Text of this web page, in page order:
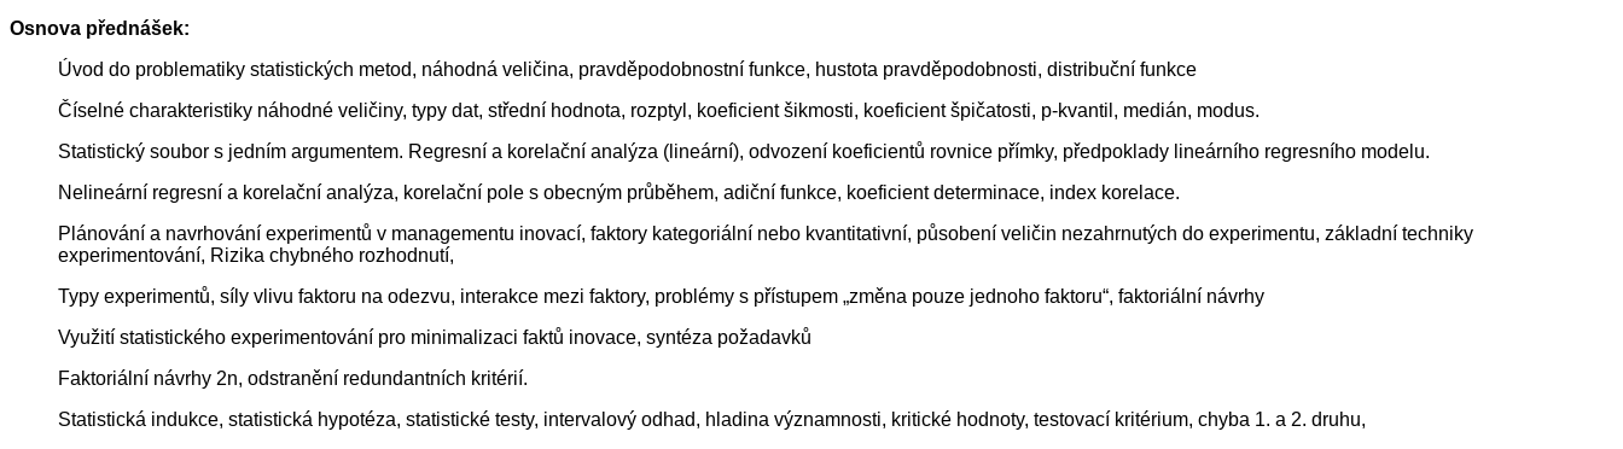
Osnova přednášek:
Úvod do problematiky statistických metod, náhodná veličina, pravděpodobnostní funkce, hustota pravděpodobnosti, distribuční funkce
Číselné charakteristiky náhodné veličiny, typy dat, střední hodnota, rozptyl, koeficient šikmosti, koeficient špičatosti, p-kvantil, medián, modus.
Statistický soubor s jedním argumentem. Regresní a korelační analýza (lineární), odvození koeficientů rovnice přímky, předpoklady lineárního regresního modelu.
Nelineární regresní a korelační analýza, korelační pole s obecným průběhem, adiční funkce, koeficient determinace, index korelace.
Plánování a navrhování experimentů v managementu inovací, faktory kategoriální nebo kvantitativní, působení veličin nezahrnutých do experimentu, základní techniky
experimentování, Rizika chybného rozhodnutí,
Typy experimentů, síly vlivu faktoru na odezvu, interakce mezi faktory, problémy s přístupem „změna pouze jednoho faktoru“, faktoriální návrhy
Využití statistického experimentování pro minimalizaci faktů inovace, syntéza požadavků
Faktoriální návrhy 2n, odstranění redundantních kritérií.
Statistická indukce, statistická hypotéza, statistické testy, intervalový odhad, hladina významnosti, kritické hodnoty, testovací kritérium, chyba 1. a 2. druhu,